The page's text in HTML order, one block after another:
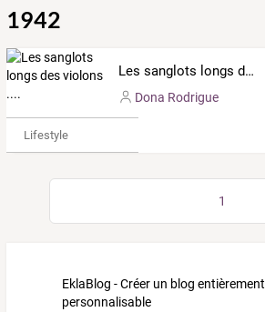
1942
Les sanglots longs des violons ....
Dona Rodrigue
Lifestyle
1
EklaBlog - Créer un blog entièrement
personnalisable